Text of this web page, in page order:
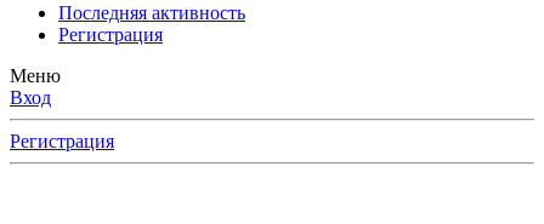
Последняя активность
Регистрация
Меню
Вход
Регистрация